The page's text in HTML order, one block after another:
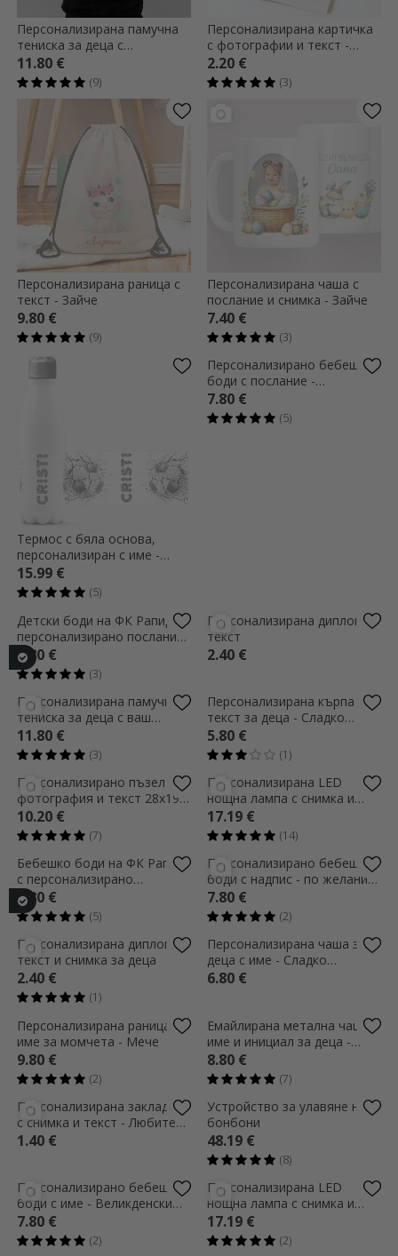
Персонализирана памучна
тениска за деца с
портретна снимка
11.80 €
(9)
Персонализирана картичка
с фотографии и текст -
Честит рожден ден, деца!
2.20 €
(3)
Персонализирана раница с
текст - Зайче
9.80 €
(9)
Персонализирана чаша с
послание и снимка - Зайче
7.40 €
(3)
Термос с бяла основа,
персонализиран с име -
Футбол
15.99 €
(5)
Детски боди на ФК Рапид с
персонализирано послание
- 100% Рапидист
7.80 €
Персонализирана диплома с
текст
2.40 €
Персонализирана памучна
тениска за деца с ваш
собствен графичен дизайн
11.80 €
(3)
Персонализирана кърпа с
текст за деца - Сладко
еднорогче
5.80 €
(1)